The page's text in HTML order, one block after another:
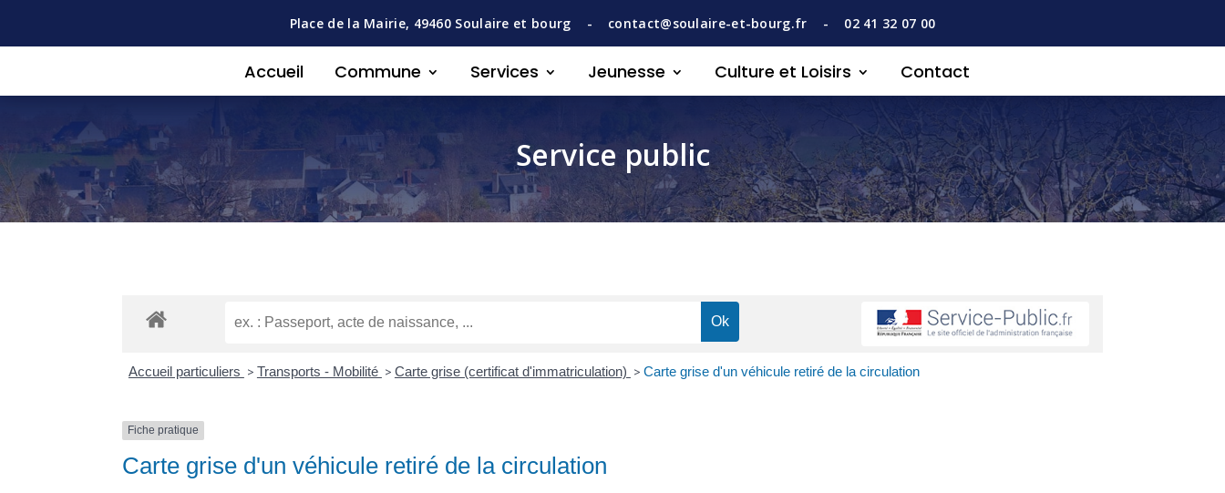
Place de la Mairie, 49460 Soulaire et bourg - contact@soulaire-et-bourg.fr - 02 41 32 07 00
Accueil Commune Services Jeunesse Culture et Loisirs Contact
Service public
Accueil particuliers > Transports - Mobilité > Carte grise (certificat d'immatriculation) > Carte grise d'un véhicule retiré de la circulation
Fiche pratique
Carte grise d'un véhicule retiré de la circulation